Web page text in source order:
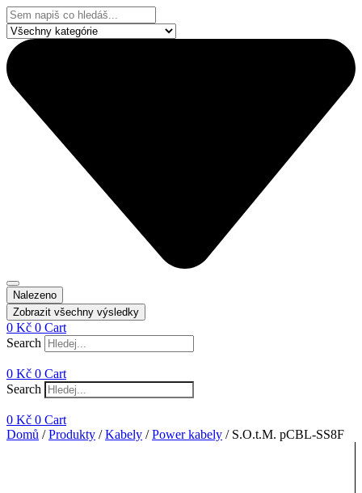
Přejít
k
obsahu
Search
...
Nalezeno
Zobrazit všechny výsledky
0 Kč 0 Cart
Search
0 Kč 0 Cart
Search
0 Kč 0 Cart
Domů /Produkty /Kabely /Power kabely / S.O.t.M. pCBL-SS8F